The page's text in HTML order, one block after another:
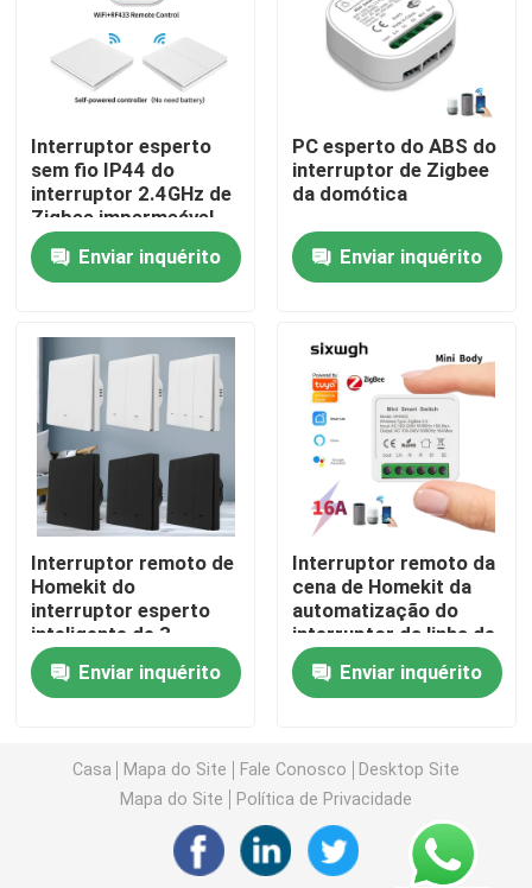
Contacte-nos
Interruptor esperto de Homekit
Interruptores Wi-Fi Inteligentes
Interruptor Inteligente Zigbee
Interruptor de controle remoto sem fio
Interruptor do toque de Zigbee
Soquete esperto de Wifi
Soquete esperto de Zigbee
Auto - interruptor sem fio posto
Sensor de Alarme Inteligente
Interruptor esperto
sem fio IP44 do
interruptor 2.4GHz de
Zigbee impermeável
Enviar inquérito
PC esperto do ABS do
interruptor de Zigbee
da domótica
Enviar inquérito
Interruptor remoto de
Homekit do
interruptor esperto
inteligente de 3
maneiras
Enviar inquérito
Interruptor remoto da
cena de Homekit da
automatização do
interruptor da linha de
Homekit do controle
da vozEnviar inquérito
Casa Mapa do Site Fale Conosco
Desktop Site
Mapa do Site
Política de Privacidade